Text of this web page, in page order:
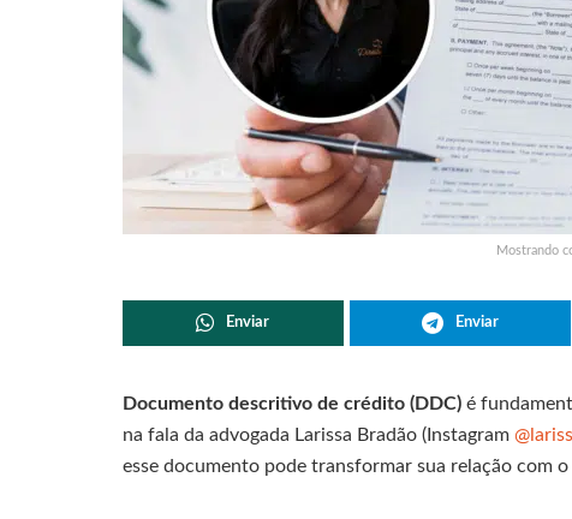
Mostrando
Enviar Enviar
Documento descritivo de crédito (DDC) é
na fala da advogada Larissa Bradão (Instagram
esse documento pode transformar sua relação com